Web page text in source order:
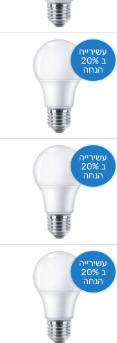
עשירייה
ב 20%
הנחה
עשירייה
ב 20%
הנחה
עשירייה
ב 20%
הנחה